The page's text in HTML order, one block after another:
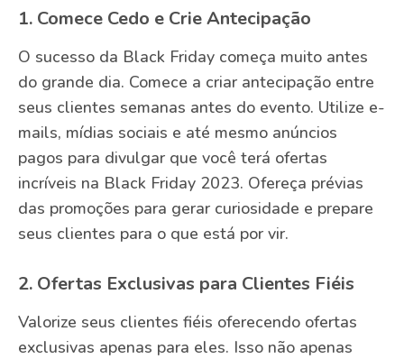
1. Comece Cedo e Crie Antecipação
O sucesso da Black Friday começa muito antes
do grande dia. Comece a criar antecipação entre
seus clientes semanas antes do evento. Utilize e-
mails, mídias sociais e até mesmo anúncios
pagos para divulgar que você terá ofertas
incríveis na Black Friday 2023. Ofereça prévias
das promoções para gerar curiosidade e prepare
seus clientes para o que está por vir.
2. Ofertas Exclusivas para Clientes Fiéis
Valorize seus clientes fiéis oferecendo ofertas
exclusivas apenas para eles. Isso não apenas